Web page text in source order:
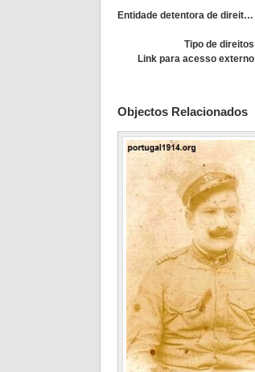
Entidade detentora de direitos
Tipo de direitos
Link para acesso externo
Objectos Relacionados